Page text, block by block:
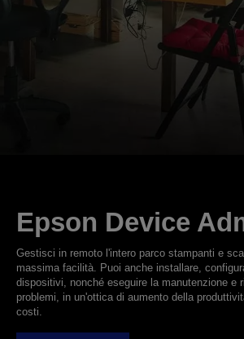
Epson Device
Gestisci in remoto l'intero parco stampanti e
massima facilità. Puoi anche installare,
dispositivi, nonché eseguire la manutenzione e
problemi, in un'ottica di aumento della
costi.